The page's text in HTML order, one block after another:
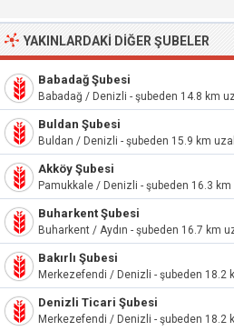
YAKINLARDAKI DIĞER ŞUBELER
Babadağ Şubesi
Babadağ / Denizli - şubeden 14.8 km
Buldan Şubesi
Buldan / Denizli - şubeden 15.9 km
Akköy Şubesi
Pamukkale / Denizli - şubeden 16.3
Buharkent Şubesi
Buharkent / Aydın - şubeden 16.7 km
Bakırlı Şubesi
Merkezefendi / Denizli - şubeden 18.2
Denizli Ticari Şubesi
Merkezefendi / Denizli - şubeden 18.2